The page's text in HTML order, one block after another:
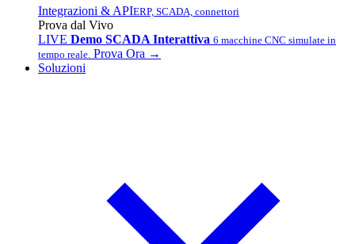
Integrazioni & APIERP, SCADA, connettori
Prova dal Vivo
LIVE Demo SCADA Interattiva 6 macchine CNC simulate in
tempo reale. Prova Ora →
Soluzioni